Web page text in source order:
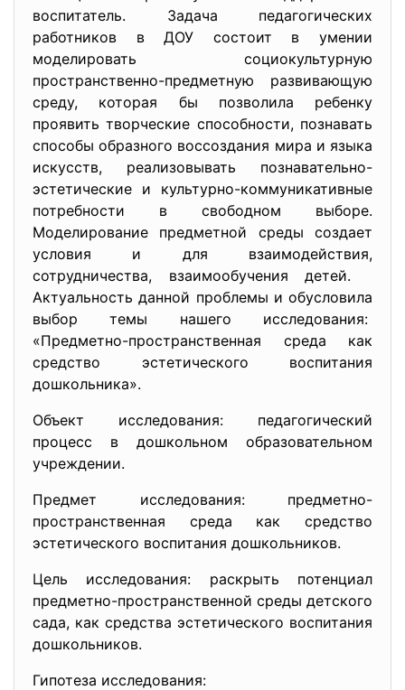
воспитатель. Задача педагогических
работников в ДОУ состоит в умении
моделировать социокультурную
пространственно-предметную развивающую
среду, которая бы позволила ребенку
проявить творческие способности, познавать
способы образного воссоздания мира и языка
искусств, реализовывать познавательно-
эстетические и культурно-коммуникативные
потребности в свободном выборе.
Моделирование предметной среды создает
условия и для взаимодействия,
сотрудничества, взаимообучения детей.
Актуальность данной проблемы и обусловила
выбор темы нашего исследования:
«Предметно-пространственная среда как
средство эстетического воспитания
дошкольника».
Объект исследования: педагогический
процесс в дошкольном образовательном
учреждении.
Предмет исследования: предметно-
пространственная среда как средство
эстетического воспитания дошкольников.
Цель исследования: раскрыть потенциал
предметно-пространственной среды детского
сада, как средства эстетического воспитания
дошкольников.
Гипотеза исследования: